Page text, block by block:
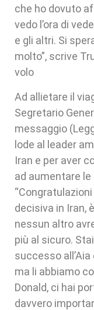
che ho dovuto
vedo l’ora di
e gli altri. Si
molto”, scrive
volo
Ad allietare il
Segretario
messaggio
lode al leader
Iran e per aver
ad aumentare le
decisiva in Iran,
nessun altro
più al sicuro.
successo
ma li abbiamo
Donald, ci hai
davvero